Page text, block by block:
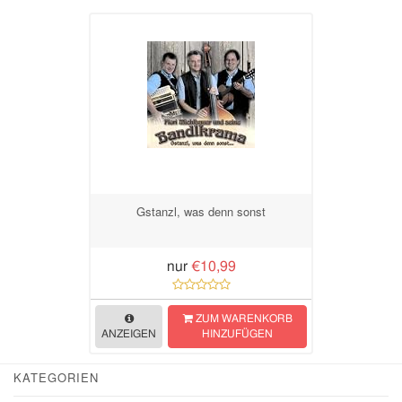
Gstanzl, was denn sonst
nur €10,99
ANZEIGEN
ZUM WARENKORB
HINZUFÜGEN
KATEGORIEN